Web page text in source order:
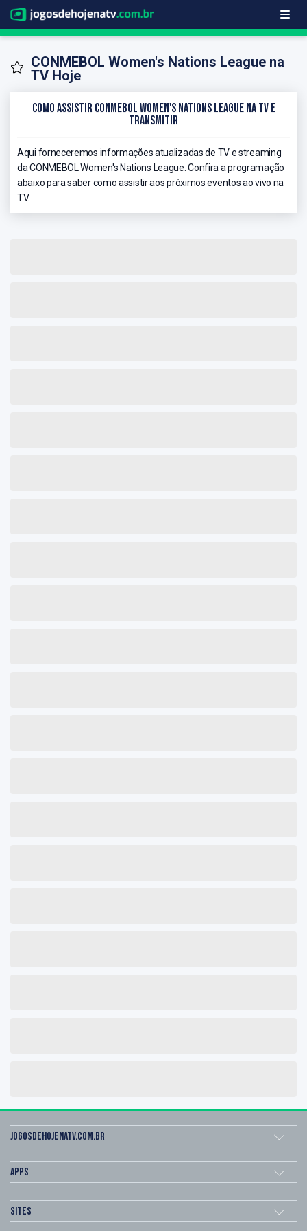
CONMEBOL Women's Nations League na
TV Hoje
Como Assistir CONMEBOL Women's Nations League na TV e
Transmitir
Aqui forneceremos informações atualizadas de TV e streaming
da CONMEBOL Women's Nations League. Confira a programação
abaixo para saber como assistir aos próximos eventos ao vivo na
TV.
Jogosdehojenatv.com.br
Apps
Sites